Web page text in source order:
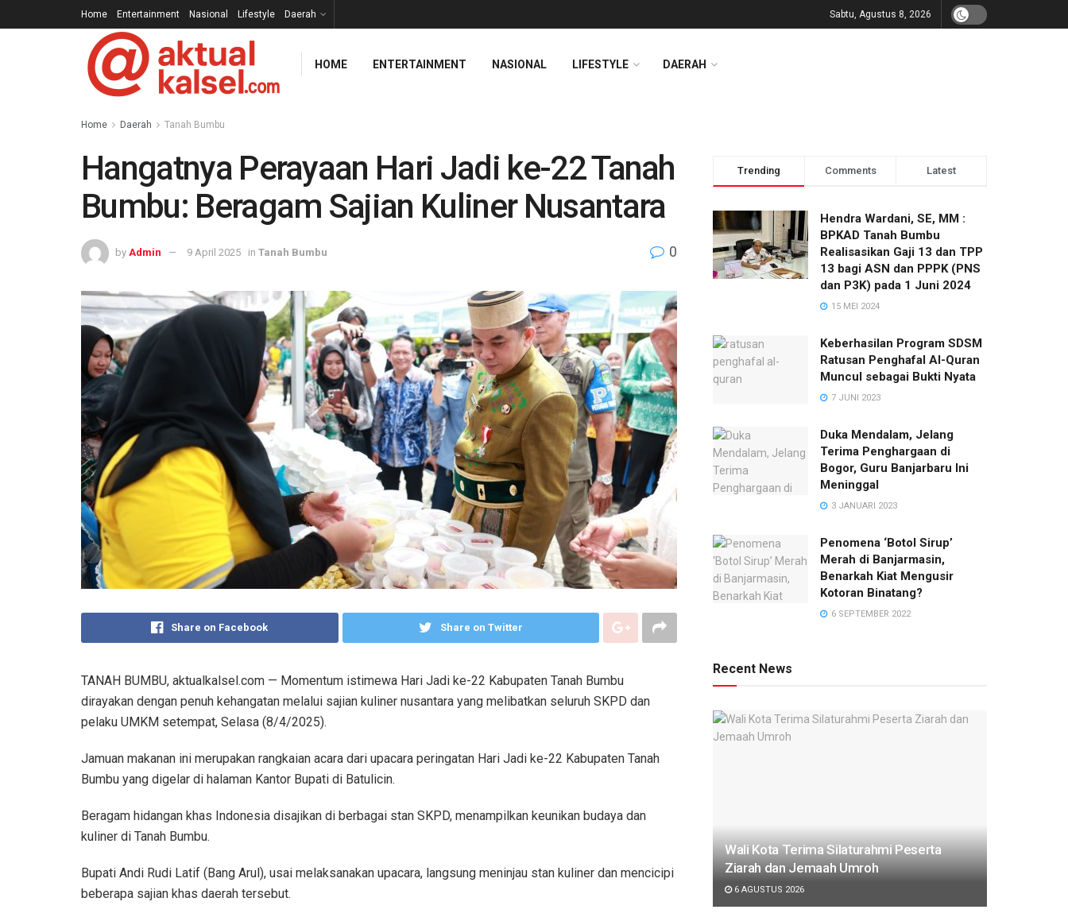
Home Entertainment Nasional Lifestyle Daerah Sabtu, Agustus 8, 2026
HOME ENTERTAINMENT NASIONAL LIFESTYLE DAERAH
Home Daerah Tanah Bumbu
Hangatnya Perayaan Hari Jadi ke-22 Tanah
Bumbu: Beragam Sajian Kuliner Nusantara
by Admin 9 April 2025 in Tanah Bumbu 0
Share on Facebook Share on Twitter
TANAH BUMBU, aktualkalsel.com — Momentum istimewa Hari Jadi ke-22 Kabupaten Tanah Bumbu
dirayakan dengan penuh kehangatan melalui sajian kuliner nusantara yang melibatkan seluruh SKPD dan
pelaku UMKM setempat, Selasa (8/4/2025).
Jamuan makanan ini merupakan rangkaian acara dari upacara peringatan Hari Jadi ke-22 Kabupaten Tanah
Bumbu yang digelar di halaman Kantor Bupati di Batulicin.
Beragam hidangan khas Indonesia disajikan di berbagai stan SKPD, menampilkan keunikan budaya dan
kuliner di Tanah Bumbu.
Bupati Andi Rudi Latif (Bang Arul), usai melaksanakan upacara, langsung meninjau stan kuliner dan mencicipi
beberapa sajian khas daerah tersebut.
Trending Comments Latest
Hendra Wardani, SE, MM :
BPKAD Tanah Bumbu
Realisasikan Gaji 13 dan TPP
13 bagi ASN dan PPPK (PNS
dan P3K) pada 1 Juni 2024
15 MEI 2024
Keberhasilan Program SDSM
Ratusan Penghafal Al-Quran
Muncul sebagai Bukti Nyata
7 JUNI 2023
Duka Mendalam, Jelang
Terima Penghargaan di
Bogor, Guru Banjarbaru Ini
Meninggal
3 JANUARI 2023
Penomena ‘Botol Sirup’
Merah di Banjarmasin,
Benarkah Kiat Mengusir
Kotoran Binatang?
6 SEPTEMBER 2022
Recent News
Wali Kota Terima Silaturahmi Peserta
Ziarah dan Jemaah Umroh
6 AGUSTUS 2026